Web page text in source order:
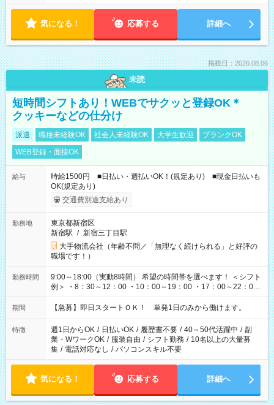
気になる！ 応募する 詳細へ
掲載日：2026.08.06
未読
短時間シフトあり！WEBでサクッと登録OK＊
クッキーなどの仕分け
派遣 職種未経験OK 社会人未経験OK 大学生歓迎
ブランクOK
WEB登録・面接OK
給与
時給1500円 ■日払い・週払いOK！(規定あり) ■現金日払いも
OK(規定あり)
交通費別途支給あり
勤務地
東京都新宿区
新宿駅 / 新宿三丁目駅
大手物流会社（年齢不問／「無理なく続けられる」と好評の
職場です！）
勤務時間
9:00～18:00（実動8時間） 希望の時間帯を選べます！ ＜シフト
例＞ ・8：30～12：00 ・10：00～19：00 ・17：00～22：00
・13：00～22：00 ・22：00～翌6：00 など
期間 【急募】即日スタートＯＫ！ 単発1日のみから働けます。
特徴 週1日からOK / 日払いOK / 履歴書不要 / 40～50代活躍中 / 副
業・WワークOK / 服装自由 / シフト勤務 / 10名以上の大量募
集 / 電話対応なし / パソコンスキル不要
気になる！ 応募する 詳細へ